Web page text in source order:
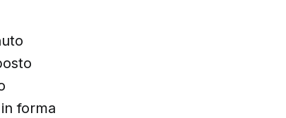
forma